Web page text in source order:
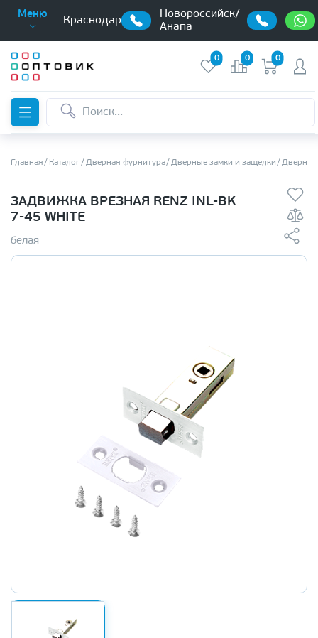
Меню
Краснодар
Новороссийск/
Анапа
0 0 0
Главная Каталог Дверная фурнитура Дверные замки и защелки
ЗАДВИЖКА ВРЕЗНАЯ RENZ INL-BK
7-45 WHITE
белая